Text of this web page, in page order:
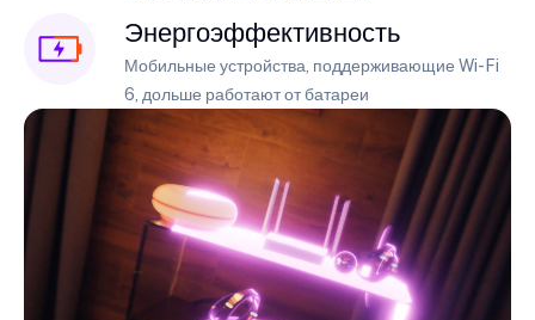
Энергоэффективность
Мобильные устройства, поддерживающие Wi-Fi
6, дольше работают от батареи